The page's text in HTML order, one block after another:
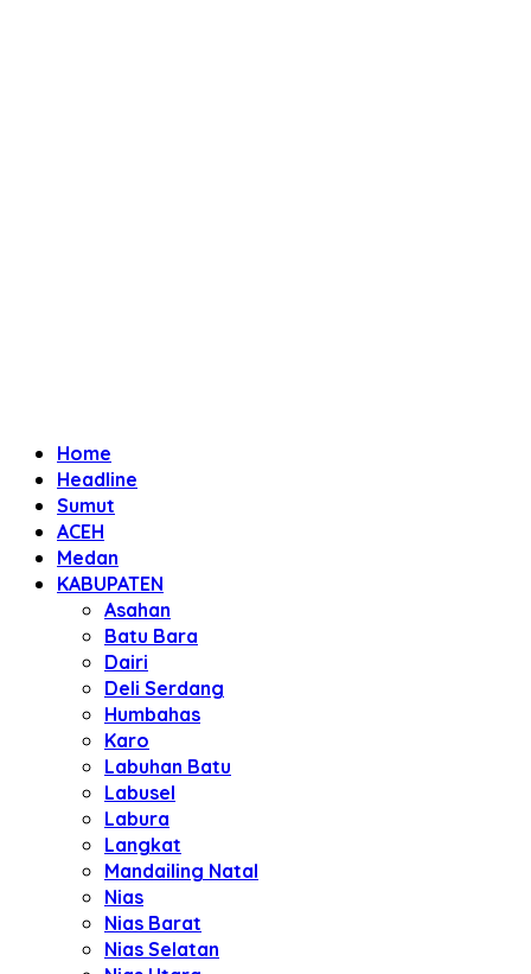
Home
Headline
Sumut
ACEH
Medan
KABUPATEN
Asahan
Batu Bara
Dairi
Deli Serdang
Humbahas
Karo
Labuhan Batu
Labusel
Labura
Langkat
Mandailing Natal
Nias
Nias Barat
Nias Selatan